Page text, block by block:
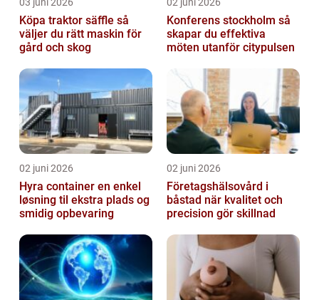
Köpa traktor säffle så
väljer du rätt maskin för
gård och skog
Konferens stockholm så
skapar du effektiva
möten utanför citypulsen
02 juni 2026
Hyra container en enkel
løsning til ekstra plads og
smidig opbevaring
02 juni 2026
Företagshälsovård i
båstad när kvalitet och
precision gör skillnad